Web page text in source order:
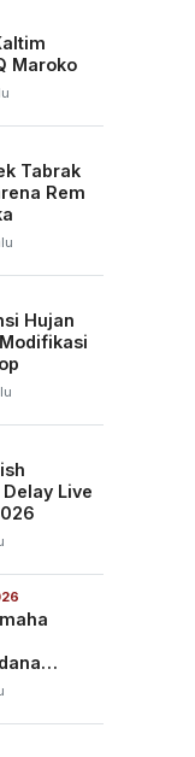
Maroko
Tabrak
Rem
Hujan
Live